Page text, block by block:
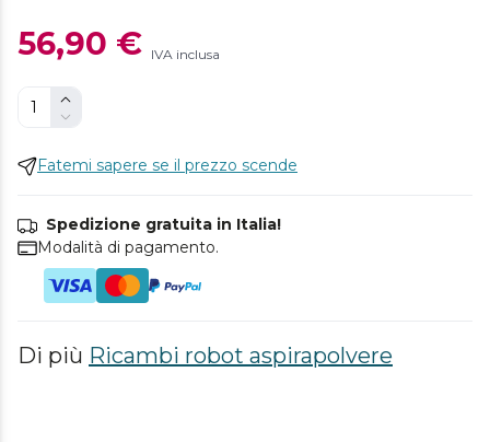
56,90 € IVA inclusa
Fatemi sapere se il prezzo scende
Spedizione gratuita in Italia!
Modalità di pagamento.
Di più Ricambi robot aspirapolvere